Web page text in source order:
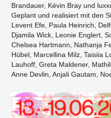
Brandauer, Kévin Bray und
Geplant und realisiert mit den
Levent Efe, Paula Heinrich,
Djamila Wick, Leonie Englert,
Chelsea Hartmann, Nathanja
Hübel, Marcellina Milz, Taisiia
Lauhoff, Greta Maldener,
Anne Devlin, Anjali Gautam,